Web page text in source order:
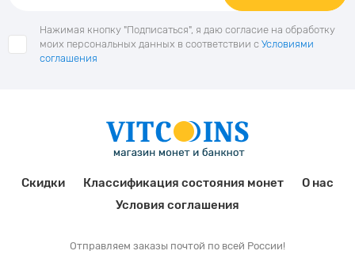
Нажимая кнопку "Подписаться", я даю согласие на обработку
моих персональных данных в соответствии с Условиями
соглашения
Скидки Классификация состояния монет
О нас
Условия соглашения
Отправляем заказы почтой по всей России!